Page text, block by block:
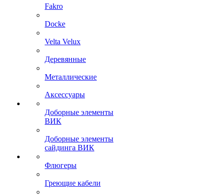
Fakro
Docke
Velta Velux
Деревянные
Металлические
Аксессуары
Доборные элементы
ВИК
Доборные элементы
сайдинга ВИК
Флюгеры
Греющие кабели